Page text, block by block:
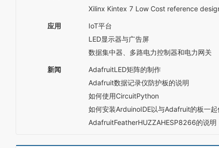
Xilinx Kintex 7 Low Cost reference
应用
IoT平台
LED显示器与广告屏
数据集中器、多路电力控制器和电力网关
新闻
AdafruitLED矩阵的制作
Adafruit数据记录仪防护板的说明
如何使用CircuitPython
如何安装ArduinoIDE以与Adafruit的板一起
AdafruitFeatherHUZZAHESP8266的说明